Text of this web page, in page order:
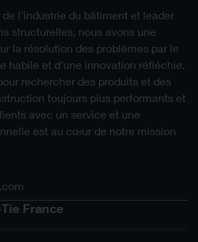
l'industrie du bâtiment et leader
structurelles, nous avons une
la résolution des problèmes par le
habile et d'une innovation réfléchie.
rechercher des produits et des
toujours plus performants et
avec un service et une
est au cœur de notre mission
France